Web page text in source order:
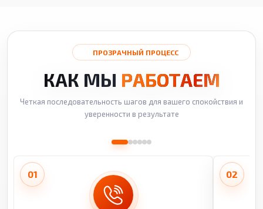
ПРОЗРАЧНЫЙ ПРОЦЕСС
КАК МЫ РАБОТАЕМ
Четкая последовательность шагов для вашего спокойствия и
уверенности в результате
01 02